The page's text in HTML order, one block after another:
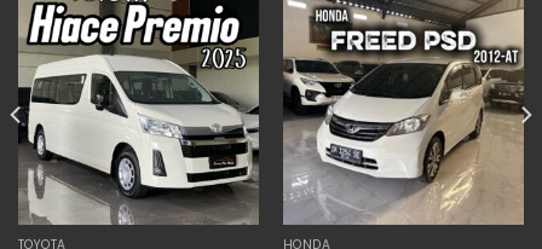
TOYOTA HONDA